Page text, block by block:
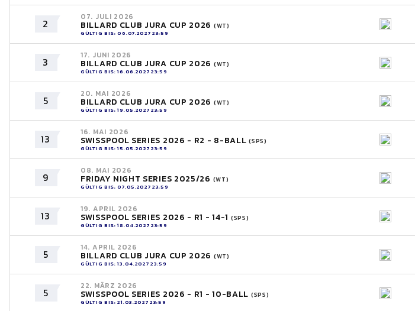
2
07. JULI 2026
BILLARD CLUB JURA CUP 2026 (WT)
GÜLTIG BIS: 06.07.2027 23:59
3
17. JUNI 2026
BILLARD CLUB JURA CUP 2026 (WT)
GÜLTIG BIS: 16.06.2027 23:59
5
20. MAI 2026
BILLARD CLUB JURA CUP 2026 (WT)
GÜLTIG BIS: 19.05.2027 23:59
13
16. MAI 2026
SWISSPOOL SERIES 2026 - R2 - 8-BALL(SPS)
GÜLTIG BIS: 15.05.2027 23:59
9
08. MAI 2026
FRIDAY NIGHT SERIES 2025/26 (WT)
GÜLTIG BIS: 07.05.2027 23:59
13
19. APRIL 2026
SWISSPOOL SERIES 2026 - R1 - 14-1 (SPS)
GÜLTIG BIS: 18.04.2027 23:59
5
14. APRIL 2026
BILLARD CLUB JURA CUP 2026 (WT)
GÜLTIG BIS: 13.04.2027 23:59
5
22. MÄRZ 2026
SWISSPOOL SERIES 2026 - R1 - 10-BALL (SPS)
GÜLTIG BIS: 21.03.2027 23:59